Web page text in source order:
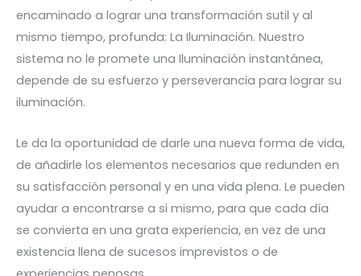
encaminado a lograr una transformación sutil y al
mismo tiempo, profunda: La Iluminación. Nuestro
sistema no le promete una Iluminación instantánea,
depende de su esfuerzo y perseverancia para lograr su
iluminación.
Le da la oportunidad de darle una nueva forma de vida,
de añadirle los elementos necesarios que redunden en
su satisfacción personal y en una vida plena. Le pueden
ayudar a encontrarse a si mismo, para que cada día
se convierta en una grata experiencia, en vez de una
existencia llena de sucesos imprevistos o de